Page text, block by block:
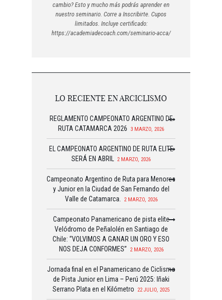
cambio? Esto y mucho más podrás aprender en
nuestro seminario. Corre a Inscribirte. Cupos
limitados. Incluye certificado:
https://academiadecoach.com/seminario-acca/
LO RECIENTE EN ARCICLISMO
REGLAMENTO CAMPEONATO ARGENTINO DE
RUTA CATAMARCA 2026
3 MARZO, 2026
EL CAMPEONATO ARGENTINO DE RUTA ELITE
SERÁ EN ABRIL
2 MARZO, 2026
Campeonato Argentino de Ruta para Menores
y Junior en la Ciudad de San Fernando del
Valle de Catamarca.
2 MARZO, 2026
Campeonato Panamericano de pista elite
Velódromo de Peñalolén en Santiago de
Chile: “VOLVIMOS A GANAR UN ORO Y ESO
NOS DEJA CONFORMES”
2 MARZO, 2026
Jornada final en el Panamericano de Ciclismo
de Pista Junior en Lima – Perú 2025: Iñaki
Serrano Plata en el Kilómetro
22 JULIO, 2025